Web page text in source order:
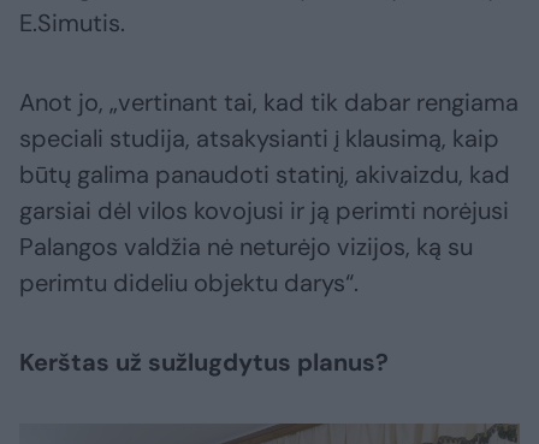
E.Simutis.
Anot jo, „vertinant tai, kad tik dabar rengiama
speciali studija, atsakysianti į klausimą, kaip
būtų galima panaudoti statinį, akivaizdu, kad
garsiai dėl vilos kovojusi ir ją perimti norėjusi
Palangos valdžia nė neturėjo vizijos, ką su
perimtu dideliu objektu darys“.
Kerštas už sužlugdytus planus?